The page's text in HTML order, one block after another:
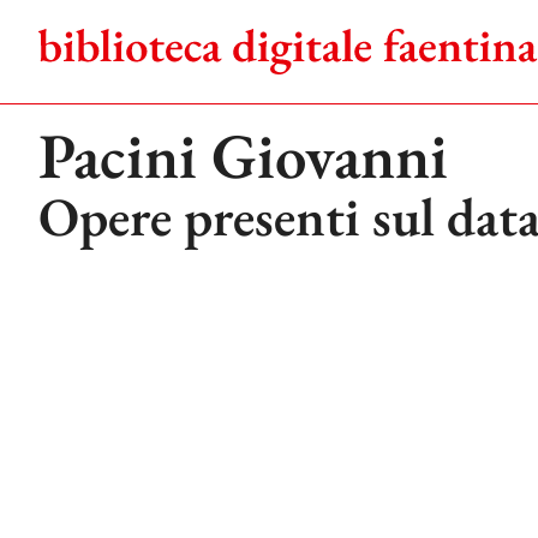
contenuto
Pacini Giovanni
Opere presenti sul